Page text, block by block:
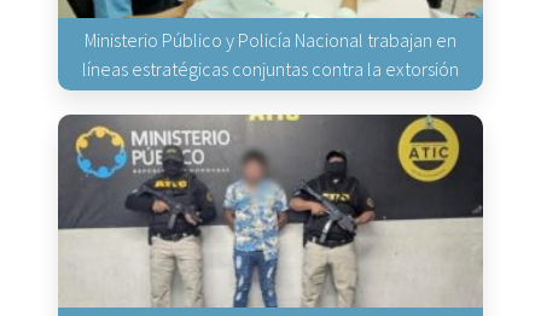
Ministerio Público y Policía Nacional trabajan en
líneas estratégicas conjuntas contra la extorsión